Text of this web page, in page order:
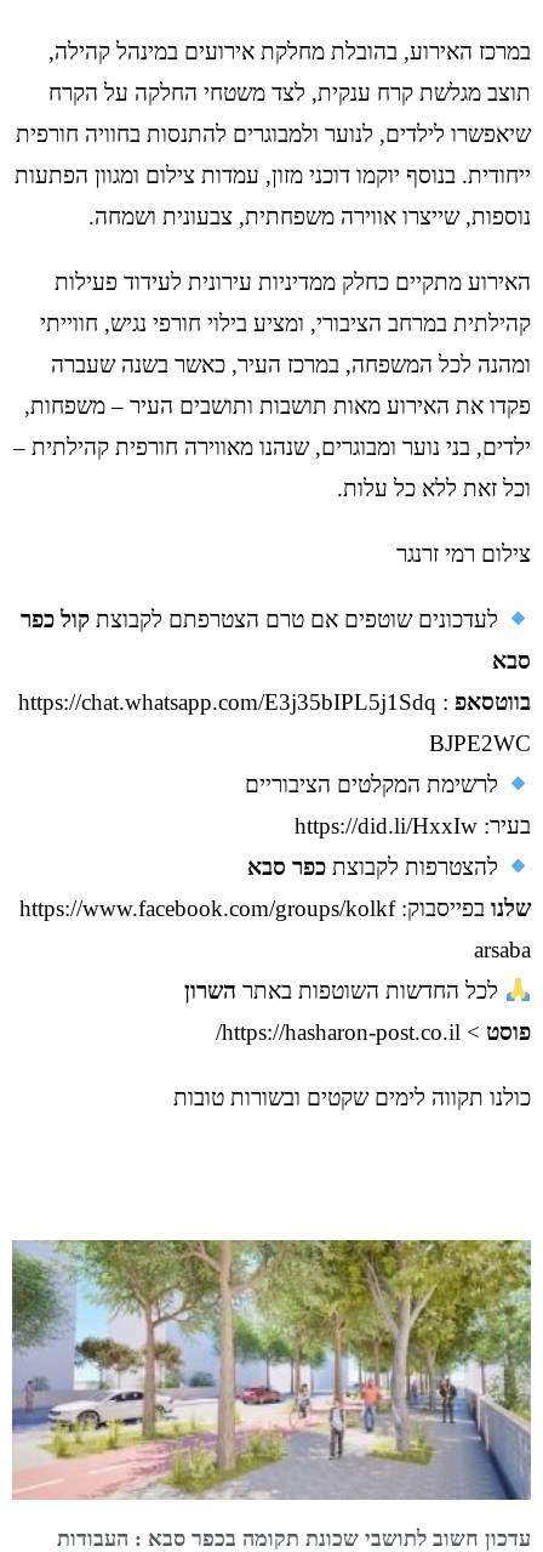
במרכז האירוע, בהובלת מחלקת אירועים במינהל קהילה,
תוצב מגלשת קרח ענקית, לצד משטחי החלקה על הקרח
שיאפשרו לילדים, לנוער ולמבוגרים להתנסות בחוויה חורפית
ייחודית. בנוסף יוקמו דוכני מזון, עמדות צילום ומגוון הפתעות
נוספות, שייצרו אווירה משפחתית, צבעונית ושמחה.
האירוע מתקיים כחלק ממדיניות עירונית לעידוד פעילות
קהילתית במרחב הציבורי, ומציע בילוי חורפי נגיש, חווייתי
ומהנה לכל המשפחה, במרכז העיר, כאשר בשנה שעברה
פקדו את האירוע מאות תושבות ותושבים העיר – משפחות,
ילדים, בני נוער ומבוגרים, שנהנו מאווירה חורפית קהילתית –
וכל זאת ללא כל עלות.
צילום רמי זרנגר
לעדכונים שוטפים אם טרם הצטרפתם לקבוצת קול כפר
סבא
בווטסאפ :
https://chat.whatsapp.com/E3j35bIPL5j1Sdq
BJPE2WC
לרשימת המקלטים הציבוריים
בעיר:
להצטרפות לקבוצת כפר סבא
שלנו בפייסבוק:https://www.facebook.com/groups/kolkf
arsaba
לכל החדשות השוטפות באתר השרון
פוסט >
https://hasharon-post.co.il/
כולנו תקווה לימים שקטים ובשורות טובות
עדכון חשוב לתושבי שכונת תקומה בכפר סבא : העבודות